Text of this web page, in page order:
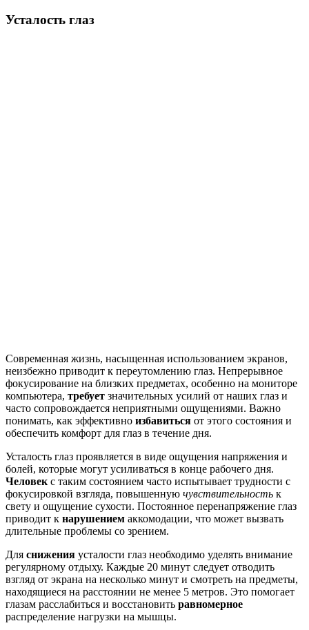
Усталость глаз
Современная жизнь, насыщенная использованием экранов,
неизбежно приводит к переутомлению глаз. Непрерывное
фокусирование на близких предметах, особенно на мониторе
компьютера, требует значительных усилий от наших глаз и
часто сопровождается неприятными ощущениями. Важно
понимать, как эффективно избавиться от этого состояния и
обеспечить комфорт для глаз в течение дня.
Усталость глаз проявляется в виде ощущения напряжения и
болей, которые могут усиливаться в конце рабочего дня.
Человек с таким состоянием часто испытывает трудности с
фокусировкой взгляда, повышенную чувствительность к
свету и ощущение сухости. Постоянное перенапряжение глаз
приводит к нарушением аккомодации, что может вызвать
длительные проблемы со зрением.
Для снижения усталости глаз необходимо уделять внимание
регулярному отдыху. Каждые 20 минут следует отводить
взгляд от экрана на несколько минут и смотреть на предметы,
находящиеся на расстоянии не менее 5 метров. Это помогает
глазам расслабиться и восстановить равномерное
распределение нагрузки на мышцы.